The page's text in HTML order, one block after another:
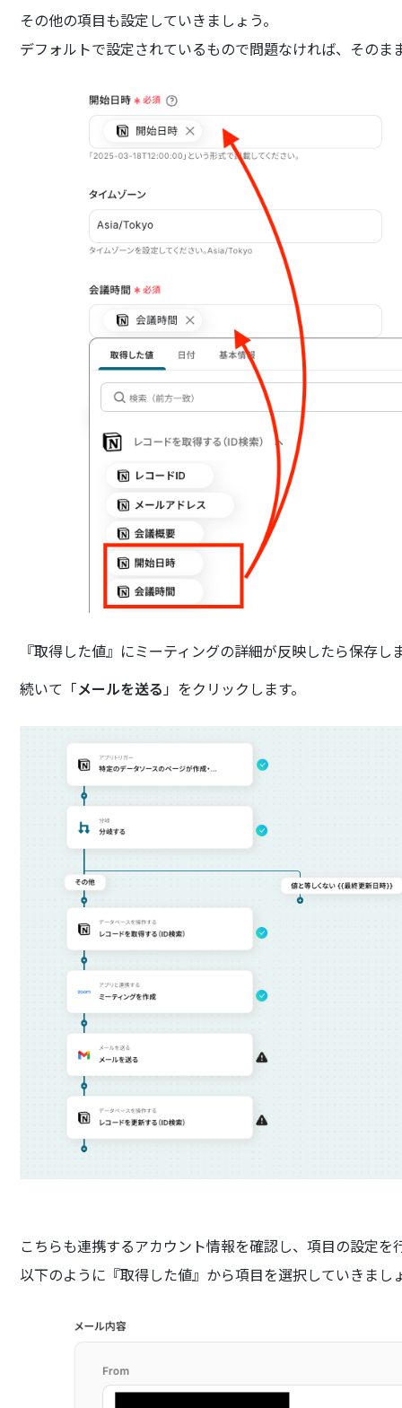
その他の項目も設定していきましょう。
デフォルトで設定されているもので問題なければ、そのま
『取得した値』にミーティングの詳細が反映したら保存し
続いて「メールを送る」をクリックします。
こちらも連携するアカウント情報を確認し、項目の設定を
以下のように『取得した値』から項目を選択していきまし